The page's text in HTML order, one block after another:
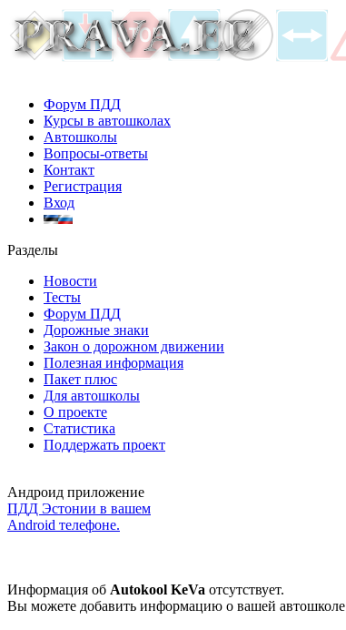
Форум ПДД
Курсы в автошколах
Автошколы
Вопросы-ответы
Контакт
Регистрация
Вход
Разделы
Новости
Тесты
Форум ПДД
Дорожные знаки
Закон о дорожном движении
Полезная информация
Пакет плюс
Для автошколы
О проекте
Статистика
Поддержать проект
Андроид приложение
ПДД Эстонии в вашем
Android телефоне.
Информация об Autokool KeVa отсутствует.
Вы можете добавить информацию о вашей автошколе